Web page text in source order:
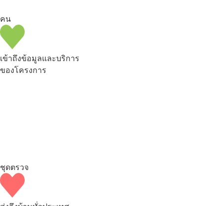
คน
เข้าถึงข้อมูลและบริการ
ของโครงการ
ชุดตรวจ